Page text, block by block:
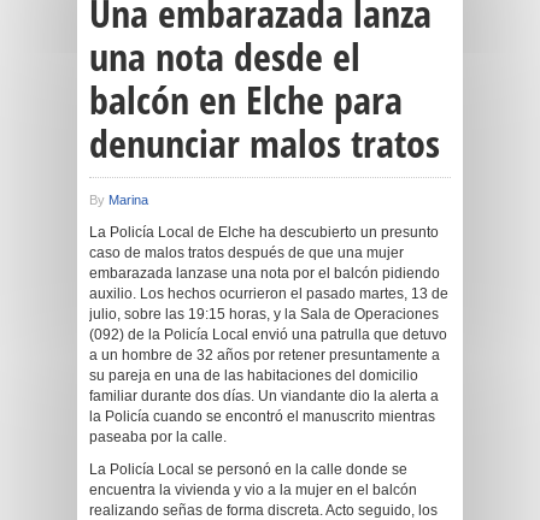
Una embarazada lanza
una nota desde el
balcón en Elche para
denunciar malos tratos
By Marina
La Policía Local de Elche ha descubierto un presunto
caso de malos tratos después de que una mujer
embarazada lanzase una nota por el balcón pidiendo
auxilio. Los hechos ocurrieron el pasado martes, 13 de
julio, sobre las 19:15 horas, y la Sala de Operaciones
(092) de la Policía Local envió una patrulla que detuvo
a un hombre de 32 años por retener presuntamente a
su pareja en una de las habitaciones del domicilio
familiar durante dos días. Un viandante dio la alerta a
la Policía cuando se encontró el manuscrito mientras
paseaba por la calle.
La Policía Local se personó en la calle donde se
encuentra la vivienda y vio a la mujer en el balcón
realizando señas de forma discreta. Acto seguido, los